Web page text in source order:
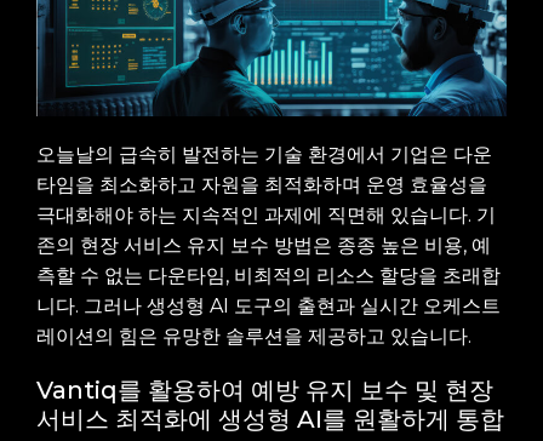
리소스
오늘날의 급속히 발전하는 기술 환경에서 기업은 다운
타임을 최소화하고 자원을 최적화하며 운영 효율성을
극대화해야 하는 지속적인 과제에 직면해 있습니다. 기
존의 현장 서비스 유지 보수 방법은 종종 높은 비용, 예
측할 수 없는 다운타임, 비최적의 리소스 할당을 초래합
니다. 그러나 생성형 AI 도구의 출현과 실시간 오케스트
레이션의 힘은 유망한 솔루션을 제공하고 있습니다.
Vantiq를 활용하여 예방 유지 보수 및 현장
서비스 최적화에 생성형 AI를 원활하게 통합